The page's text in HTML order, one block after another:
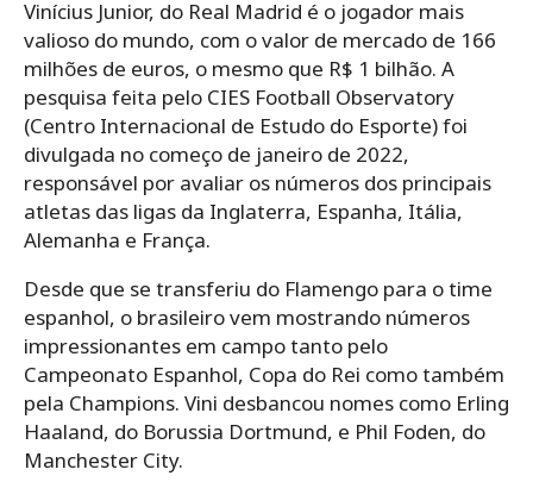
Vinícius Junior, do Real Madrid é o jogador mais
valioso do mundo, com o valor de mercado de 166
milhões de euros, o mesmo que R$ 1 bilhão. A
pesquisa feita pelo CIES Football Observatory
(Centro Internacional de Estudo do Esporte) foi
divulgada no começo de janeiro de 2022,
responsável por avaliar os números dos principais
atletas das ligas da Inglaterra, Espanha, Itália,
Alemanha e França.
Desde que se transferiu do Flamengo para o time
espanhol, o brasileiro vem mostrando números
impressionantes em campo tanto pelo
Campeonato Espanhol, Copa do Rei como também
pela Champions. Vini desbancou nomes como Erling
Haaland, do Borussia Dortmund, e Phil Foden, do
Manchester City.